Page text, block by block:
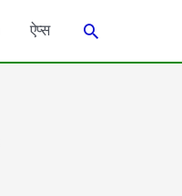
ऐप्स Search